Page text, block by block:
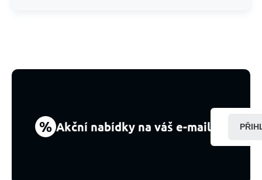
% Akční nabídky na váš e-mail